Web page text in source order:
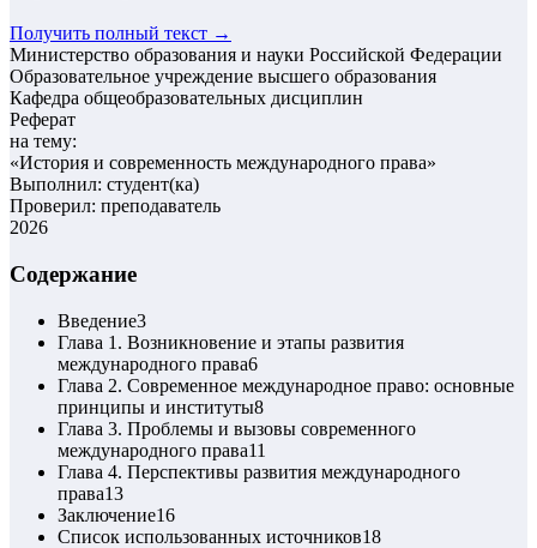
Получить полный текст →
Министерство образования и науки Российской Федерации
Образовательное учреждение высшего образования
Кафедра общеобразовательных дисциплин
Реферат
на тему:
«История и современность международного права»
Выполнил: студент(ка)
Проверил: преподаватель
2026
Содержание
Введение3
Глава 1. Возникновение и этапы развития
международного права6
Глава 2. Современное международное право: основные
принципы и институты8
Глава 3. Проблемы и вызовы современного
международного права11
Глава 4. Перспективы развития международного
права13
Заключение16
Список использованных источников18